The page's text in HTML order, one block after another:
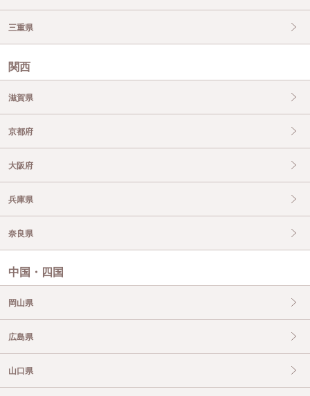
三重県
関西
滋賀県
京都府
大阪府
兵庫県
奈良県
中国・四国
岡山県
広島県
山口県